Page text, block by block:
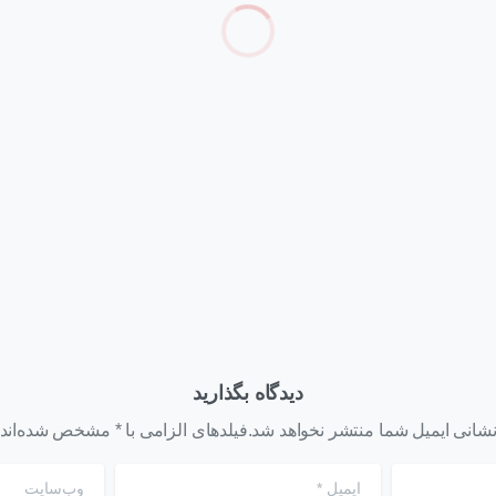
دیدگاه بگذارید
نشانی ایمیل شما منتشر نخواهد شد.فیلدهای الزامی با * مشخص شده‌اند
ایمیل وب‌سایت